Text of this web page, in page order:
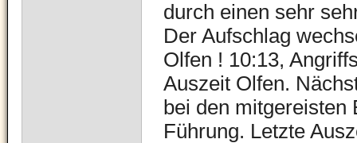
durch einen sehr
Der Aufschlag
Olfen ! 10:13,
Auszeit Olfen.
bei den mitgereisten
Führung. Letzte